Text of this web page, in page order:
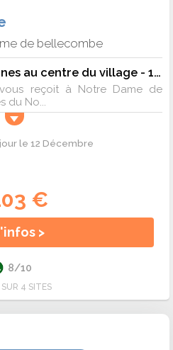
de bellecombe
Appartement 10 personnes au centre du village - 10 pers. - 91m2 - TV - Animaux admis
reçoit à Notre Dame de
du No...
le 12 Décembre
€
>
8/10
SUR 4 SITES